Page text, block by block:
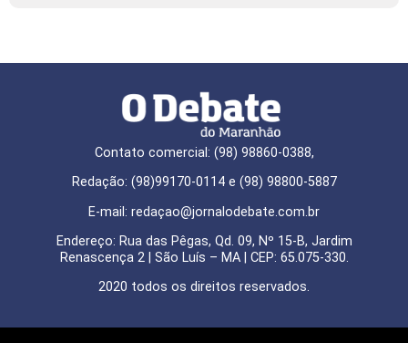
Contato comercial: (98) 98860-0388,
Redação: (98)99170-0114 e (98) 98800-5887
E-mail: redaçao@jornalodebate.com.br
Endereço: Rua das Pêgas, Qd. 09, Nº 15-B, Jardim
Renascença 2 | São Luís – MA | CEP: 65.075-330.
2020 todos os direitos reservados.